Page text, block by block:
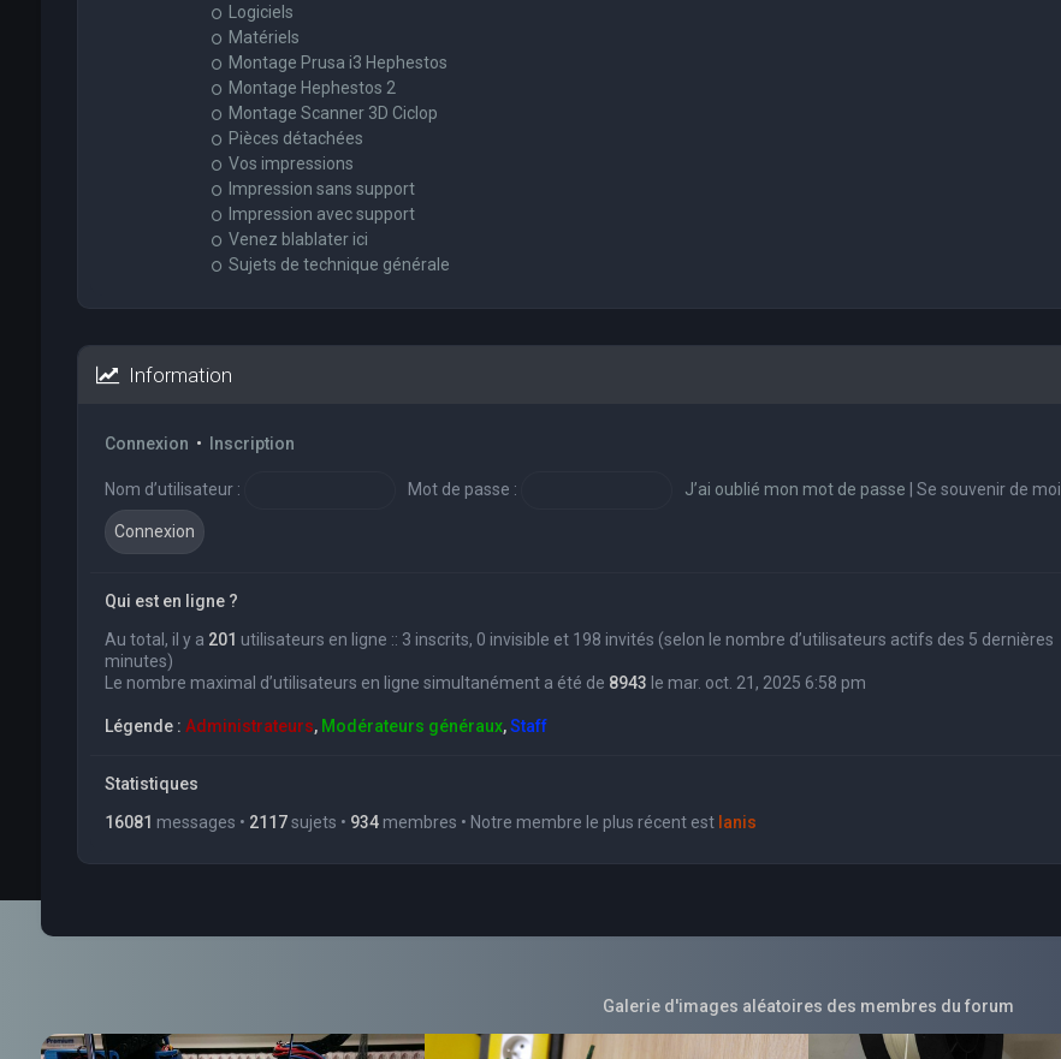
Logiciels
Matériels
Montage Prusa i3 Hephestos
Montage Hephestos 2
Montage Scanner 3D Ciclop
Pièces détachées
Vos impressions
Impression sans support
Impression avec support
Venez blablater ici
Sujets de technique générale
Information
Connexion • Inscription
Nom d’utilisateur : Mot de passe : J’ai oublié mon mot de passe Se souvenir de moi
Qui est en ligne ?
Au total, il y a 201 utilisateurs en ligne :: 3 inscrits, 0 invisible et 198 invités (selon le nombre d’utilisateurs actifs des 5 dernières
minutes)
Le nombre maximal d’utilisateurs en ligne simultanément a été de 8943 le mar. oct. 21, 2025 6:58 pm
Légende : Administrateurs, Modérateurs généraux,Staff
Statistiques
16081 messages • 2117sujets • 934membres • Notre membre le plus récent est Ianis
Galerie d'images aléatoires des membres du forum